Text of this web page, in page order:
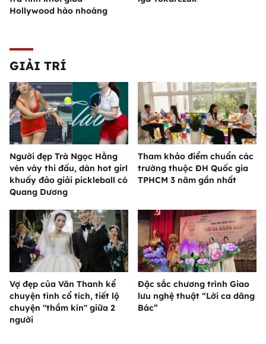
Hollywood hào nhoáng
GIẢI TRÍ
Người đẹp Trà Ngọc Hằng
vén váy thi đấu, dàn hot girl
khuấy đảo giải pickleball có
Quang Dương
Tham khảo điểm chuẩn các
trường thuộc ĐH Quốc gia
TPHCM 3 năm gần nhất
Vợ đẹp của Văn Thanh kể
chuyện tình cổ tích, tiết lộ
chuyện "thầm kín" giữa 2
người
Đặc sắc chương trình Giao
lưu nghệ thuật “Lời ca dâng
Bác”